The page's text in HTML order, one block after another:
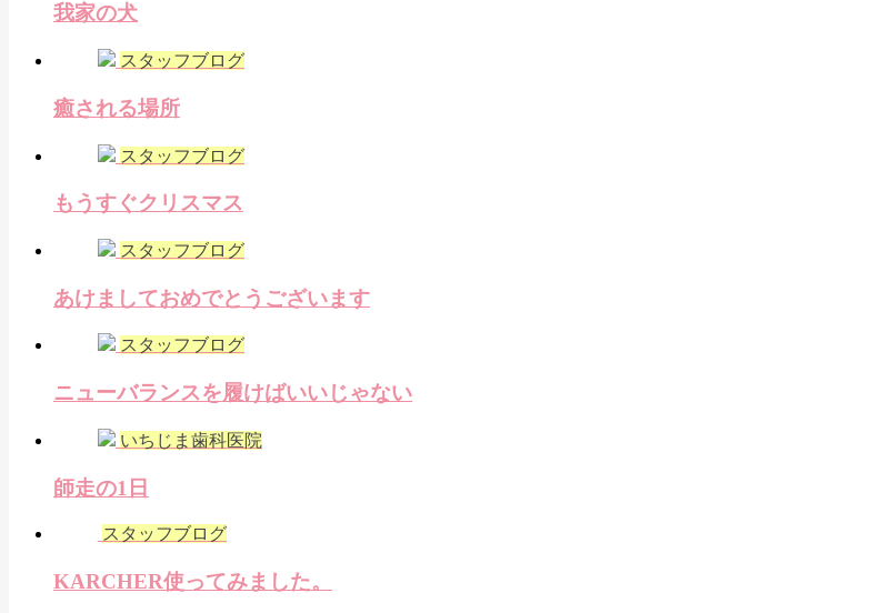
我家の犬
スタッフブログ
癒される場所
スタッフブログ
もうすぐクリスマス
スタッフブログ
あけましておめでとうございます
スタッフブログ
ニューバランスを履けばいいじゃない
いちじま歯科医院
師走の1日
スタッフブログ
KARCHER使ってみました。